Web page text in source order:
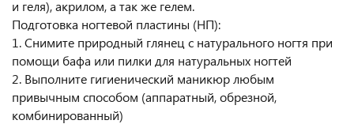
и геля), акрилом, а так же гелем.
Подготовка ногтевой пластины (НП):
1. Снимите природный глянец с натурального ногтя при
помощи бафа или пилки для натуральных ногтей
2. Выполните гигиенический маникюр любым
привычным способом (аппаратный, обрезной,
комбинированный)